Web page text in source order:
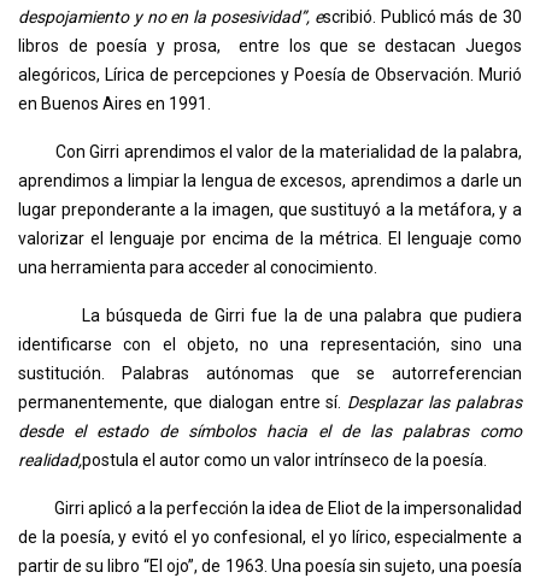
despojamiento y no en la posesividad”, escribió. Publicó más de 30
libros de poesía y prosa, entre los que se destacan Juegos
alegóricos, Lírica de percepciones y Poesía de Observación. Murió
en Buenos Aires en 1991.
Con Girri aprendimos el valor de la materialidad de la palabra,
aprendimos a limpiar la lengua de excesos, aprendimos a darle un
lugar preponderante a la imagen, que sustituyó a la metáfora, y a
valorizar el lenguaje por encima de la métrica. El lenguaje como
una herramienta para acceder al conocimiento.
La búsqueda de Girri fue la de una palabra que pudiera
identificarse con el objeto, no una representación, sino una
sustitución. Palabras autónomas que se autorreferencian
permanentemente, que dialogan entre sí. Desplazar las palabras
desde el estado de símbolos hacia el de las palabras como
realidad,postula el autor como un valor intrínseco de la poesía.
Girri aplicó a la perfección la idea de Eliot de la impersonalidad
de la poesía, y evitó el yo confesional, el yo lírico, especialmente a
partir de su libro “El ojo”, de 1963. Una poesía sin sujeto, una poesía